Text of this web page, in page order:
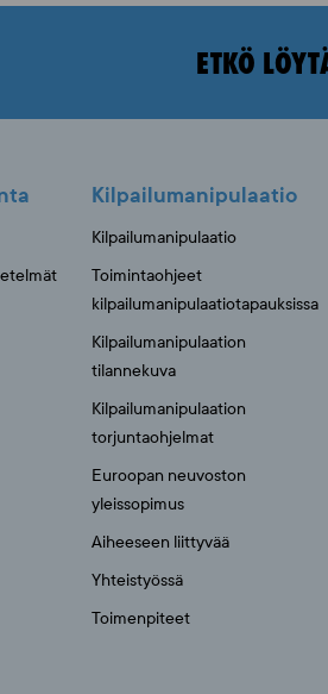
ETKÖ
Kilpailumanipulaatio
Kilpailumanipulaatio
Toimintaohjeet
kilpailumanipulaatiotapauksissa
Kilpailumanipulaation
tilannekuva
Kilpailumanipulaation
torjuntaohjelmat
Euroopan neuvoston
yleissopimus
Aiheeseen liittyvää
Yhteistyössä
Toimenpiteet